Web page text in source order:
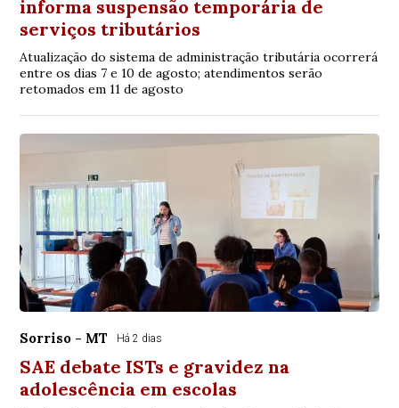
informa suspensão temporária de
serviços tributários
Atualização do sistema de administração tributária ocorrerá
entre os dias 7 e 10 de agosto; atendimentos serão
retomados em 11 de agosto
Sorriso - MT Há 2 dias
SAE debate ISTs e gravidez na
adolescência em escolas